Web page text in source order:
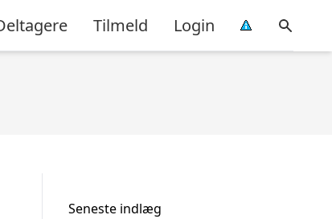
Tilmeld Login
Seneste indlæg